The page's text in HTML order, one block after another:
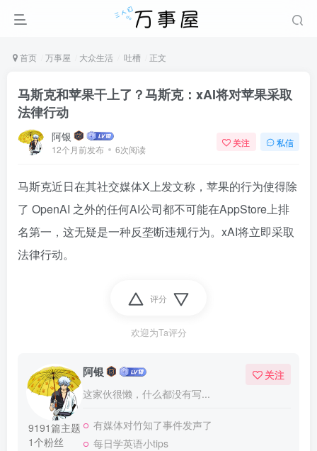
首页 万事屋 大众生活 吐槽 正文
马斯克和苹果干上了？马斯克：xAI将对苹果采取
法律行动
阿银
12个月前发布 6次阅读
关注 私信
马斯克近日在其社交媒体X上发文称，苹果的行为使得除
了 OpenAI 之外的任何AI公司都不可能在AppStore上排
名第一，这无疑是一种反垄断违规行为。xAI将立即采取
法律行动。
评分
欢迎为Ta评分
9191篇主题
1个粉丝
阿银
这家伙很懒，什么都没有写...
关注
有媒体对竹知了事件发声了
每日学英语小tips